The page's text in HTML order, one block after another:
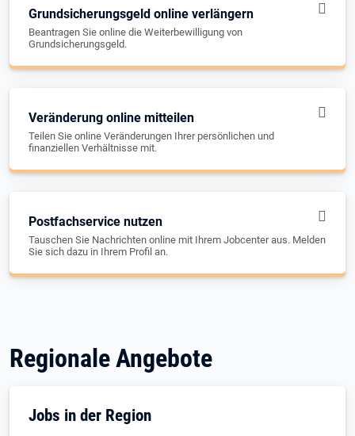
Grundsicherungsgeld online verlängern
Beantragen Sie online die Weiterbewilligung von
Grundsicherungsgeld.
Veränderung online mitteilen
Teilen Sie online Veränderungen Ihrer persönlichen und
finanziellen Verhältnisse mit.
Postfachservice nutzen
Tauschen Sie Nachrichten online mit Ihrem Jobcenter aus. Melden
Sie sich dazu in Ihrem Profil an.
Regionale Angebote
Jobs in der Region